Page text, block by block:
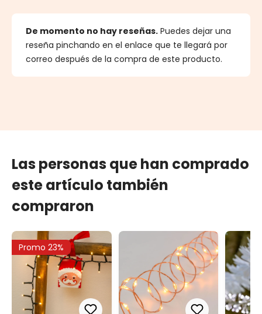
De momento no hay reseñas. Puedes dejar una
reseña pinchando en el enlace que te llegará por
correo después de la compra de este producto.
Las personas que han comprado
este artículo también
compraron
Promo 23%